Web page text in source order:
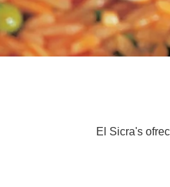
El Sicra's